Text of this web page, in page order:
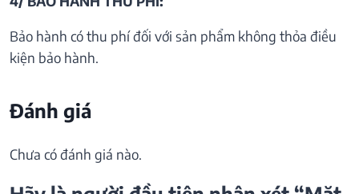
Bảo hành có thu phí đối với sản phẩm không thỏa điều
kiện bảo hành.
Đánh giá
Chưa có đánh giá nào.